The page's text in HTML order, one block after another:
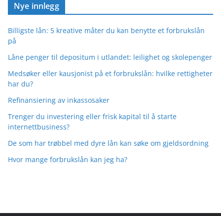
Nye innlegg
Billigste lån: 5 kreative måter du kan benytte et forbrukslån
på
Låne penger til depositum i utlandet: leilighet og skolepenger
Medsøker eller kausjonist på et forbrukslån: hvilke rettigheter
har du?
Refinansiering av inkassosaker
Trenger du investering eller frisk kapital til å starte
internettbusiness?
De som har trøbbel med dyre lån kan søke om gjeldsordning
Hvor mange forbrukslån kan jeg ha?